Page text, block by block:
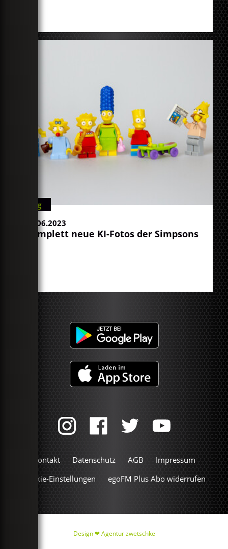
Blog
21.06.2023
Komplett neue KI-Fotos der Simpsons
Kontakt Datenschutz AGB
Impressum
Cookie-Einstellungen
egoFM Plus Abo widerrufen
Design ❤Agentur zwetschke